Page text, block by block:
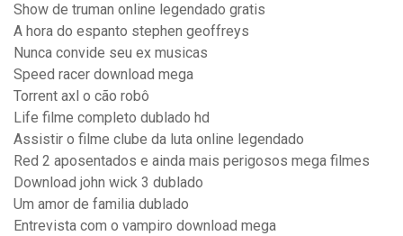
Show de truman online legendado gratis
A hora do espanto stephen geoffreys
Nunca convide seu ex musicas
Speed racer download mega
Torrent axl o cão robô
Life filme completo dublado hd
Assistir o filme clube da luta online legendado
Red 2 aposentados e ainda mais perigosos mega filmes
Download john wick 3 dublado
Um amor de familia dublado
Entrevista com o vampiro download mega